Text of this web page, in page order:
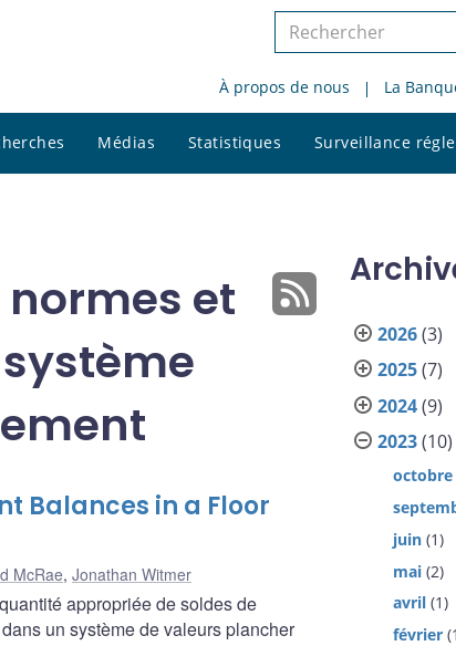
Rechercher
le
site
À propos de nous La
Médias Statistiques Surveillance
et
Balances in a Floor
McRae, Jonathan Witmer
appropriée de soldes de
un système de valeurs plancher
2026(3)
2025(7)
2024(9)
2023(10)
octobre
juin (1)
mai (2)
avril (1)
février